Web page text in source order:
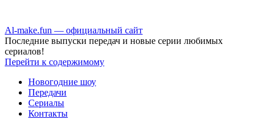
Аl-make.fun — официальный сайт
Последние выпуски передач и новые серии любимых
сериалов!
Перейти к содержимому
Новогодние шоу
Передачи
Сериалы
Контакты